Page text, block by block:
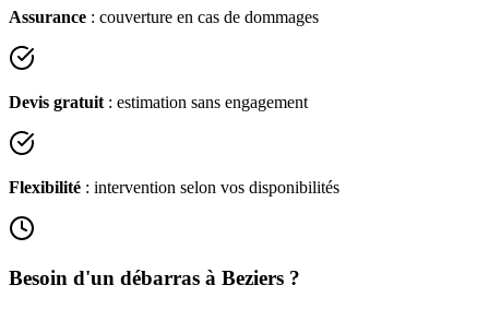
Assurance : couverture en cas de dommages
Devis gratuit : estimation sans engagement
Flexibilité : intervention selon vos disponibilités
Besoin d'un débarras à Beziers ?